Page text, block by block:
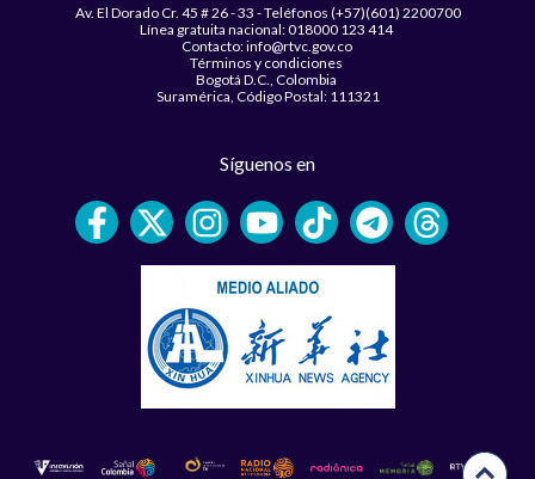
Av. El Dorado Cr. 45 # 26 - 33 - Teléfonos (+57)(601) 2200700
Línea gratuita nacional: 018000 123 414
Contacto: info@rtvc.gov.co
Términos y condiciones
Bogotá D.C., Colombia
Suramérica, Código Postal: 111321
Síguenos en